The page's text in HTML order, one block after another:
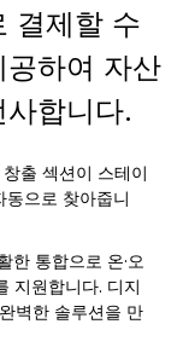
결제할 수
하여 자산
합니다.
출 섹션이 스테이
으로 찾아줍니
한 통합으로 온·오
지원합니다. 디지
벽한 솔루션을 만